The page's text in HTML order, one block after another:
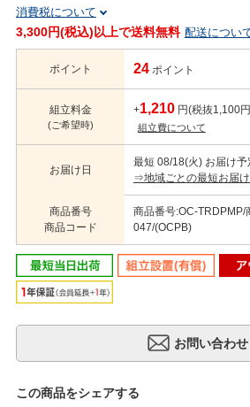
消費税について
3,300円(税込)以上で送料無料 配送につい
ポイント 24 ポイント
組立料金
(ご希望時)
+1,210 円(税抜1,100
組立費について
お届け日
最短 08/18(火) お届け予
⇒地域ごとの最短お届
商品番号
商品コード
商品番号:OC-TRDPMP/
047/(OCPB)
この商品をシェアする